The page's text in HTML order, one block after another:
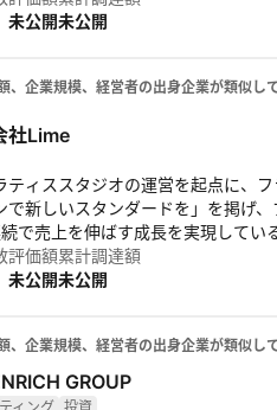
未公開未公開
、企業規模、経営者の出身企業が類似し
社Lime
ティススタジオの運営を起点に、
で新しいスタンダードを」を掲げ
で売上を伸ばす成長を実現している
評価額
未公開
累計調達額
未公開
、企業規模、経営者の出身企業が類似し
GROUP